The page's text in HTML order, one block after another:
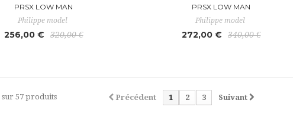
PRSX LOW MAN
Philippe model
256,00 € 320,00 €
PRSX LOW MAN
Philippe model
272,00 € 340,00 €
Précédent 1 2 3 Suivant
sur 57 produits